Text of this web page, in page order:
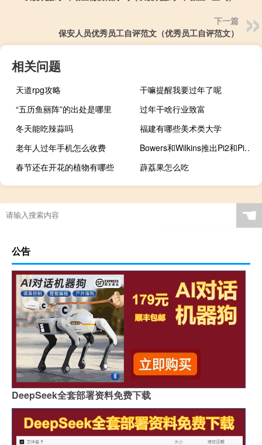
下一篇
保安人员优秀员工自评范文（优秀员工自评范文）
相关问题
天道rpg攻略
干嘛提醒我要过年了呢
“五历鱼丽阵”的出处是哪里
过年干啥行业致富
冬天能吃辣蒜吗
福建有哪些美术类大学
老年人过年手机怎么收费
Bowers和Wilkins推出Pi2和Pi7无线耳塞的S5版本
春节还在开花的植物有哪些
薜荔果怎么吃
☚
公告
DeepSeek全套部署资料免费下载